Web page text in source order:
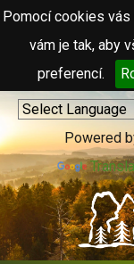
Pomocí cookies vás
vám je tak, aby
preferencí.
Powered